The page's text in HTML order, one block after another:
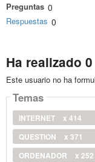
Preguntas 0
Respuestas 0
Ha realizado
Este usuario no ha
Temas
INTERNET
x 414
QUESTION
x 371
ORDENADOR
x 252